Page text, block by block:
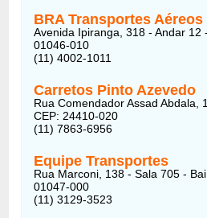
BRA Transportes Aéreos
Avenida Ipiranga, 318 - Andar 12
01046-010
(11) 4002-1011
Carretos Pinto Azevedo
Rua Comendador Assad Abdala,
CEP: 24410-020
(11) 7863-6956
Equipe Transportes
Rua Marconi, 138 - Sala 705 -
01047-000
(11) 3129-3523